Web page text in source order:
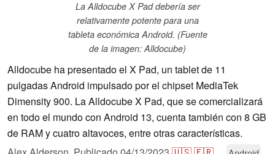
La Alldocube X Pad debería ser
relativamente potente para una
tableta económica Android. (Fuente
de la imagen: Alldocube)
Alldocube ha presentado el X Pad, un tablet de 11
pulgadas Android impulsado por el chipset MediaTek
Dimensity 900. La Alldocube X Pad, que se comercializará
en todo el mundo con Android 13, cuenta también con 8 GB
de RAM y cuatro altavoces, entre otras características.